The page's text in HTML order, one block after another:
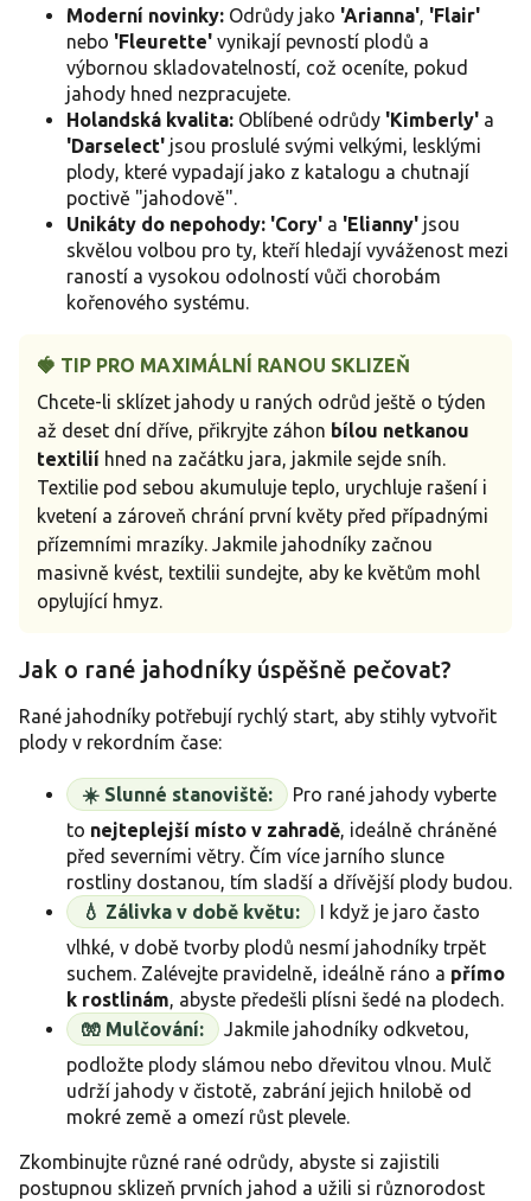
Moderní novinky: Odrůdy jako 'Arianna', 'Flair'
nebo 'Fleurette' vynikají pevností plodů a
výbornou skladovatelností, což oceníte, pokud
jahody hned nezpracujete.
Holandská kvalita: Oblíbené odrůdy 'Kimberly' a
'Darselect' jsou proslulé svými velkými, lesklými
plody, které vypadají jako z katalogu a chutnají
poctivě "jahodově".
Unikáty do nepohody: 'Cory' a 'Elianny' jsou
skvělou volbou pro ty, kteří hledají vyváženost mezi
raností a vysokou odolností vůči chorobám
kořenového systému.
🍓 TIP PRO MAXIMÁLNÍ RANOU SKLIZEŇ
Chcete-li sklízet jahody u raných odrůd ještě o týden
až deset dní dříve, přikryjte záhon bílou netkanou
textilií hned na začátku jara, jakmile sejde sníh.
Textilie pod sebou akumuluje teplo, urychluje rašení i
kvetení a zároveň chrání první květy před případnými
přízemními mrazíky. Jakmile jahodníky začnou
masivně kvést, textilii sundejte, aby ke květům mohl
opylující hmyz.
Jak o rané jahodníky úspěšně pečovat?
Rané jahodníky potřebují rychlý start, aby stihly vytvořit
plody v rekordním čase:
☀️ Slunné stanoviště:
Pro rané jahody vyberte
to nejteplejší místo v zahradě, ideálně chráněné
před severními větry. Čím více jarního slunce
rostliny dostanou, tím sladší a dřívější plody budou.
💧 Zálivka v době květu:
I když je jaro často
vlhké, v době tvorby plodů nesmí jahodníky trpět
suchem. Zalévejte pravidelně, ideálně ráno a přímo
k rostlinám, abyste předešli plísni šedé na plodech.
🧤 Mulčování:
Jakmile jahodníky odkvetou,
podložte plody slámou nebo dřevitou vlnou. Mulč
udrží jahody v čistotě, zabrání jejich hnilobě od
mokré země a omezí růst plevele.
Zkombinujte různé rané odrůdy, abyste si zajistili
postupnou sklizeň prvních jahod a užili si různorodost